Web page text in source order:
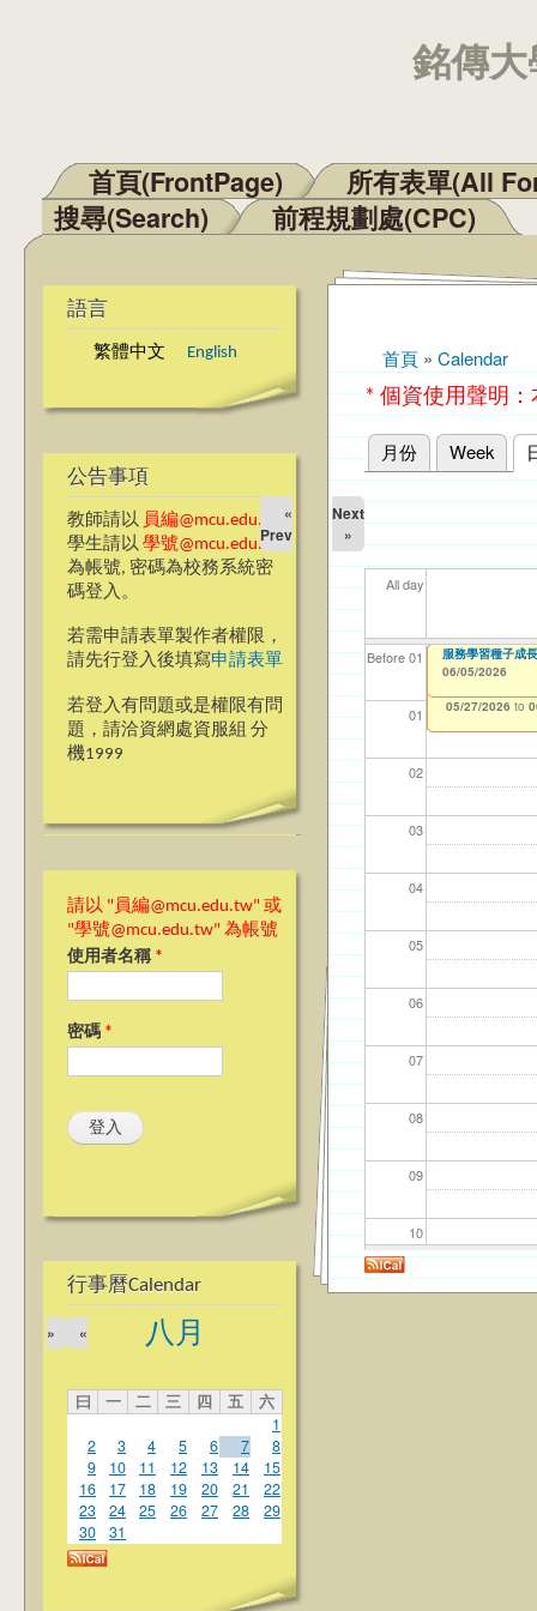
銘傳
主選單
首頁(FrontPage)
所有表單(All
搜尋(Search)
前程規劃處(CPC)
語言
繁體中文 English
公告事項
教師請以 員編@mcu.edu.tw
學生請以 學號@mcu.edu.tw
為帳號, 密碼為校務系統密
碼登入。
若需申請表單製作者權限，
請先行登入後填寫申請表單
若登入有問題或是權限有問
題，請洽資網處資服組 分
機1999
請以 "員編@mcu.edu.tw" 或
"學號@mcu.edu.tw" 為帳號
使用者名稱 *
密碼 *
行事曆Calendar
八月
«
»
曰 一 二 三 四 五
六
1
2
3 4 5 6 7
8
9
10 11 12 13 14
15
16
17 18 19 20 21
22
23
24 25 26 27 28
29
30
31
您在這裡
首頁 » Calendar
* 個資使用聲明
主要索引標籤
月份 Week
«
Prev
Next
»
All day
Before 01
01
02
03
04
05
06
07
08
09
10
11
【資網處】
整合系統～表單
12/31/2027
【財務處】工讀
11/12/2021
【財務處】漏打
錄
07/31/2027
114
114
114
【學
商品
教務
CDC【桃園校區
02/24/2026
【教學暨學習資
師教學研習
05/27/2026 to
【教學暨學習資
師教學研習
05/27/2026 to
服務學習種子成
06/05/2026